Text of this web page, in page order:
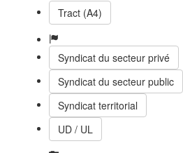
Tract (A4)
Syndicat du secteur privé
Syndicat du secteur public
Syndicat territorial
UD / UL